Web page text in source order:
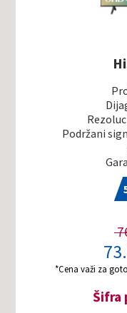
Podržani
*Cena važi za
Šifra